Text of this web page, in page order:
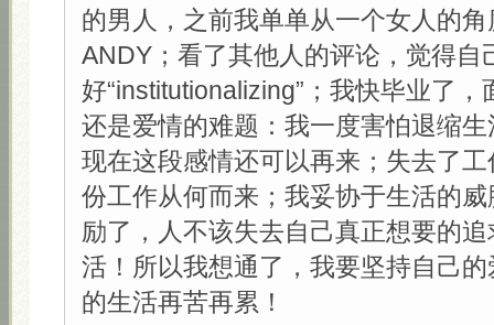
的男人，之前我单单从一个女人的
ANDY；看了其他人的评论，觉得自
好“institutionalizing”；我快毕业了，
还是爱情的难题：我一度害怕退缩
现在这段感情还可以再来；失去了
份工作从何而来；我妥协于生活的
励了，人不该失去自己真正想要的
活！所以我想通了，我要坚持自己
的生活再苦再累！